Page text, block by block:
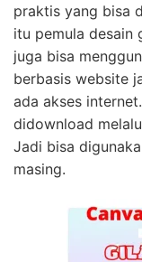
praktis yang bisa
itu pemula desain
juga bisa
berbasis website
ada akses
didownload
Jadi bisa
masing.